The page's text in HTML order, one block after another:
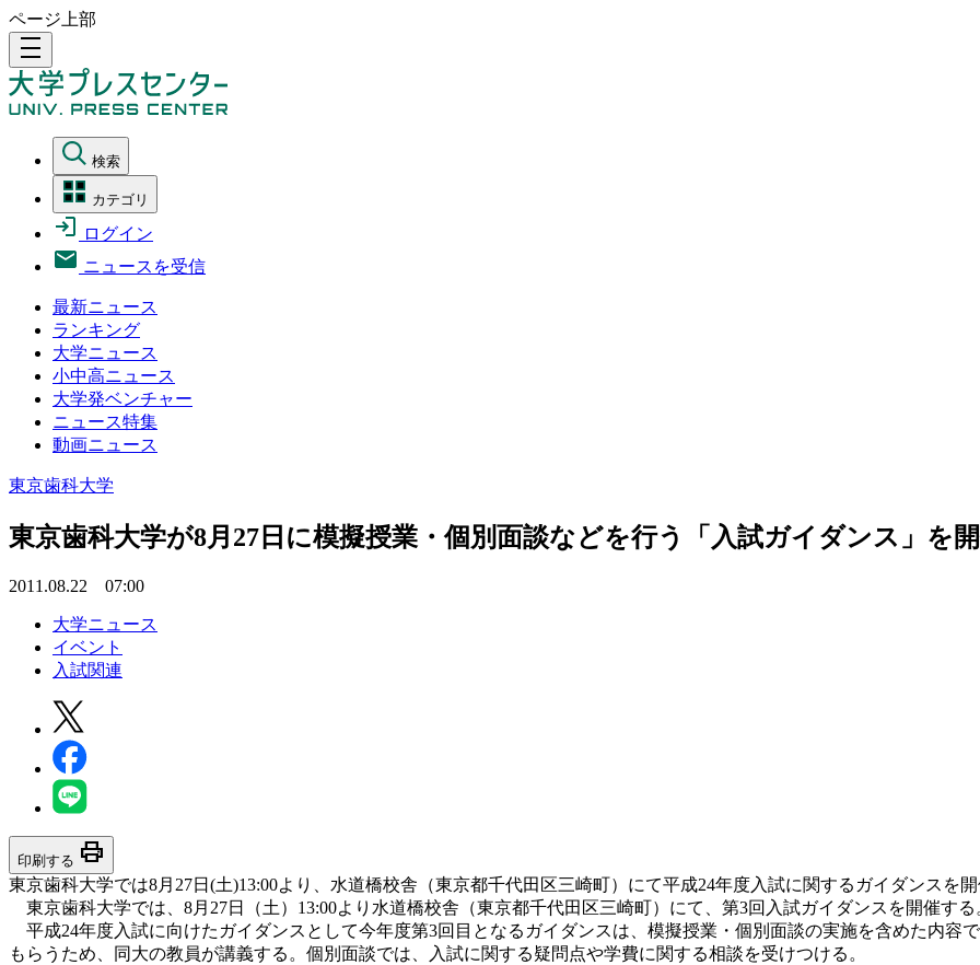
ページ上部
density_medium
検索
カテゴリ
ログイン
ニュースを受信
最新ニュース
ランキング
大学ニュース
小中高ニュース
大学発ベンチャー
ニュース特集
動画ニュース
東京歯科大学
東京歯科大学が8月27日に模擬授業・個別面談などを行う「入試ガイダンス」を
2011.08.22 07:00
大学ニュース
イベント
入試関連
印刷する print
東京歯科大学では8月27日(土)13:00より、水道橋校舎（東京都千代田区三崎町）にて平成24年度入試に関するガイダンスを
東京歯科大学では、8月27日（土）13:00より水道橋校舎（東京都千代田区三崎町）にて、第3回入試ガイダンスを開催する
平成24年度入試に向けたガイダンスとして今年度第3回目となるガイダンスは、模擬授業・個別面談の実施を含めた内容
もらうため、同大の教員が講義する。個別面談では、入試に関する疑問点や学費に関する相談を受けつける。